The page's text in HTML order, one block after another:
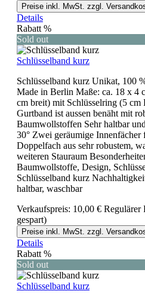
Preise inkl. MwSt. zzgl.
Details
Rabatt %
Sold out
Schlüsselband kurz
Schlüsselband kurz Unikat, 100
Made in Berlin Maße: ca. 18 x 4
cm breit) mit Schlüsselring (5 cm
Gurtband ist aussen benäht mit
Baumwollstoffen Sehr haltbar
30° Zwei geräumige
Doppelfach aus sehr robustem,
weiteren Stauraum
Baumwollstoffe, Design,
Schlüsselband kurz
haltbar, waschbar
Verkaufspreis: 10,00 € Regulärer
gespart)
Preise inkl. MwSt. zzgl.
Details
Rabatt %
Sold out
Schlüsselband kurz